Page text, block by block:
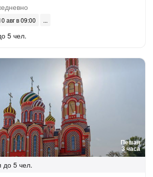
авг в 09:00
5 чел.
Пешая
3 часа
до 5 чел.